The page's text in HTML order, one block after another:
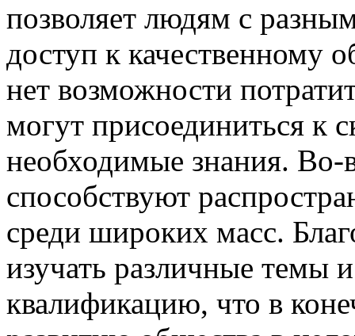
позволяет людям с
доступ к качественному
нет возможности
могут присоединиться к
необходимые знания. Во-
способствуют
среди широких масс.
изучать различные темы
квалификацию, что в